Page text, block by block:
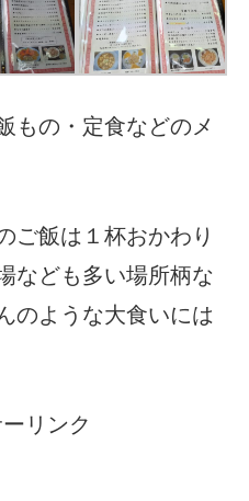
もの・定食などのメ
ご飯は１杯おかわり
なども多い場所柄な
のような大食いには
リンク